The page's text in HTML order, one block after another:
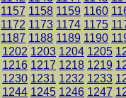
1157 1158 1159 1160
1172 1173 1174 1175
1187 1188 1189 1190
1202 1203 1204 1205
1216 1217 1218 1219
1230 1231 1232 1233
1244 1245 1246 1247